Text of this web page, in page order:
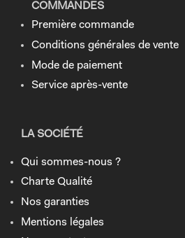
COMMANDES
Première commande
Conditions générales de vente
Mode de paiement
Service après-vente
LA SOCIÉTÉ
Qui sommes-nous ?
Charte Qualité
Nos garanties
Mentions légales